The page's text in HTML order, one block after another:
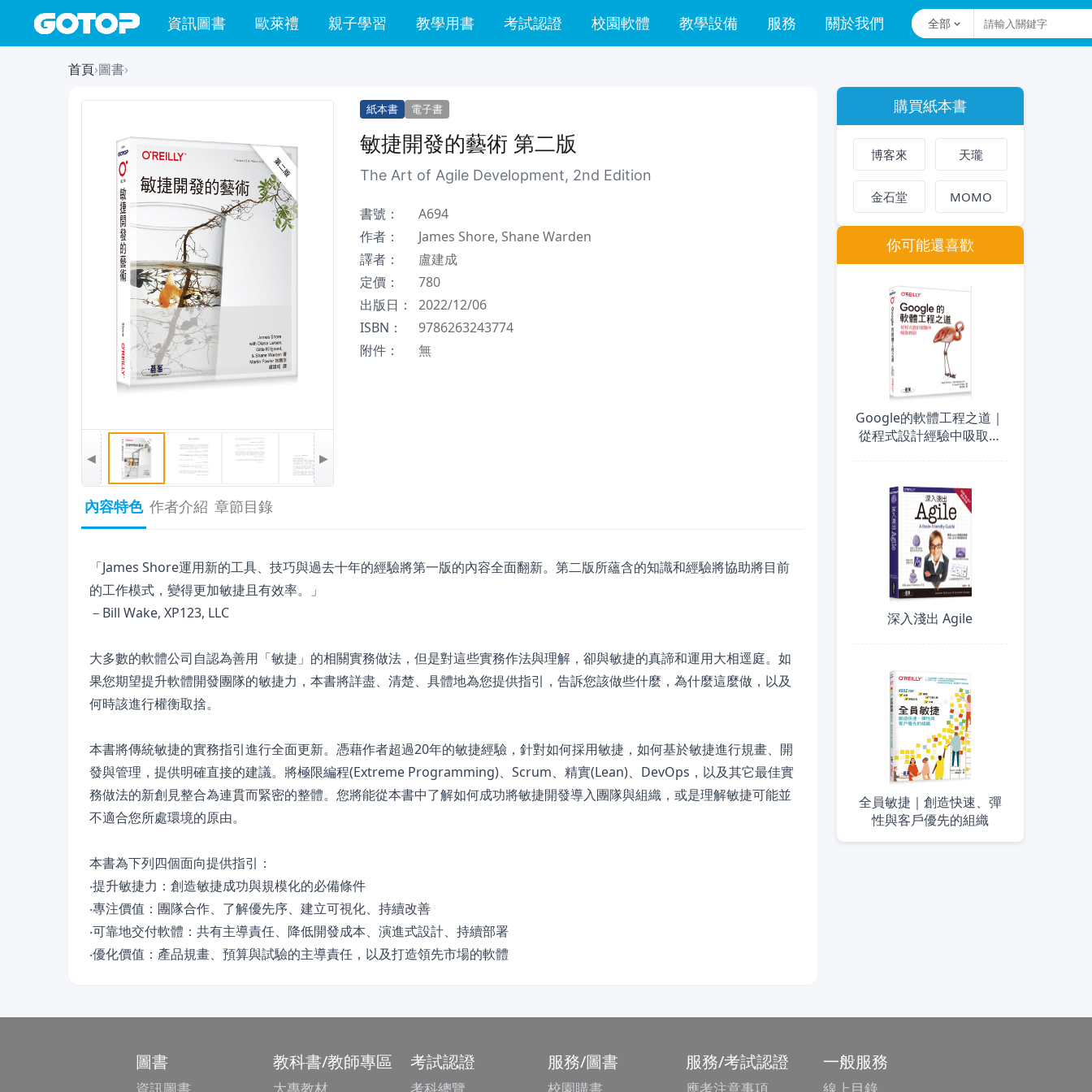
資訊圖書 歐萊禮 親子學習 教學用書 考試認證 校園軟體 教學設備 服務 關於我們 全部
首頁›圖書›
◀ ▶
紙本書 電子書
敏捷開發的藝術 第二版
The Art of Agile Development, 2nd Edition
書號：
A694
作者：
James Shore, Shane Warden
譯者：
盧建成
定價：
780
出版日：
2022/12/06
ISBN：
9786263243774
附件：
無
內容特色 作者介紹 章節目錄
「James Shore運用新的工具、技巧與過去十年的經驗將第一版的內容全面翻新。第二版所蘊含的知識和經驗將協助將目前
的工作模式，變得更加敏捷且有效率。」
－Bill Wake, XP123, LLC
大多數的軟體公司自認為善用「敏捷」的相關實務做法，但是對這些實務作法與理解，卻與敏捷的真諦和運用大相逕庭。如
果您期望提升軟體開發團隊的敏捷力，本書將詳盡、清楚、具體地為您提供指引，告訴您該做些什麼，為什麼這麼做，以及
何時該進行權衡取捨。
本書將傳統敏捷的實務指引進行全面更新。憑藉作者超過20年的敏捷經驗，針對如何採用敏捷，如何基於敏捷進行規畫、開
發與管理，提供明確直接的建議。將極限編程(Extreme Programming)、Scrum、精實(Lean)、DevOps，以及其它最佳實
務做法的新創見整合為連貫而緊密的整體。您將能從本書中了解如何成功將敏捷開發導入團隊與組織，或是理解敏捷可能並
不適合您所處環境的原由。
本書為下列四個面向提供指引：
‧提升敏捷力：創造敏捷成功與規模化的必備條件
‧專注價值：團隊合作、了解優先序、建立可視化、持續改善
‧可靠地交付軟體：共有主導責任、降低開發成本、演進式設計、持續部署
‧優化價值：產品規畫、預算與試驗的主導責任，以及打造領先市場的軟體
購買紙本書
博客來 天瓏
金石堂 MOMO
你可能還喜歡
Google的軟體工程之道｜
從程式設計經驗中吸取教
深入淺出 Agile
全員敏捷｜創造快速、彈
性與客戶優先的組織
圖書 教科書/教師專區 考試認證 服務/圖書 服務/考試認證 一般服務